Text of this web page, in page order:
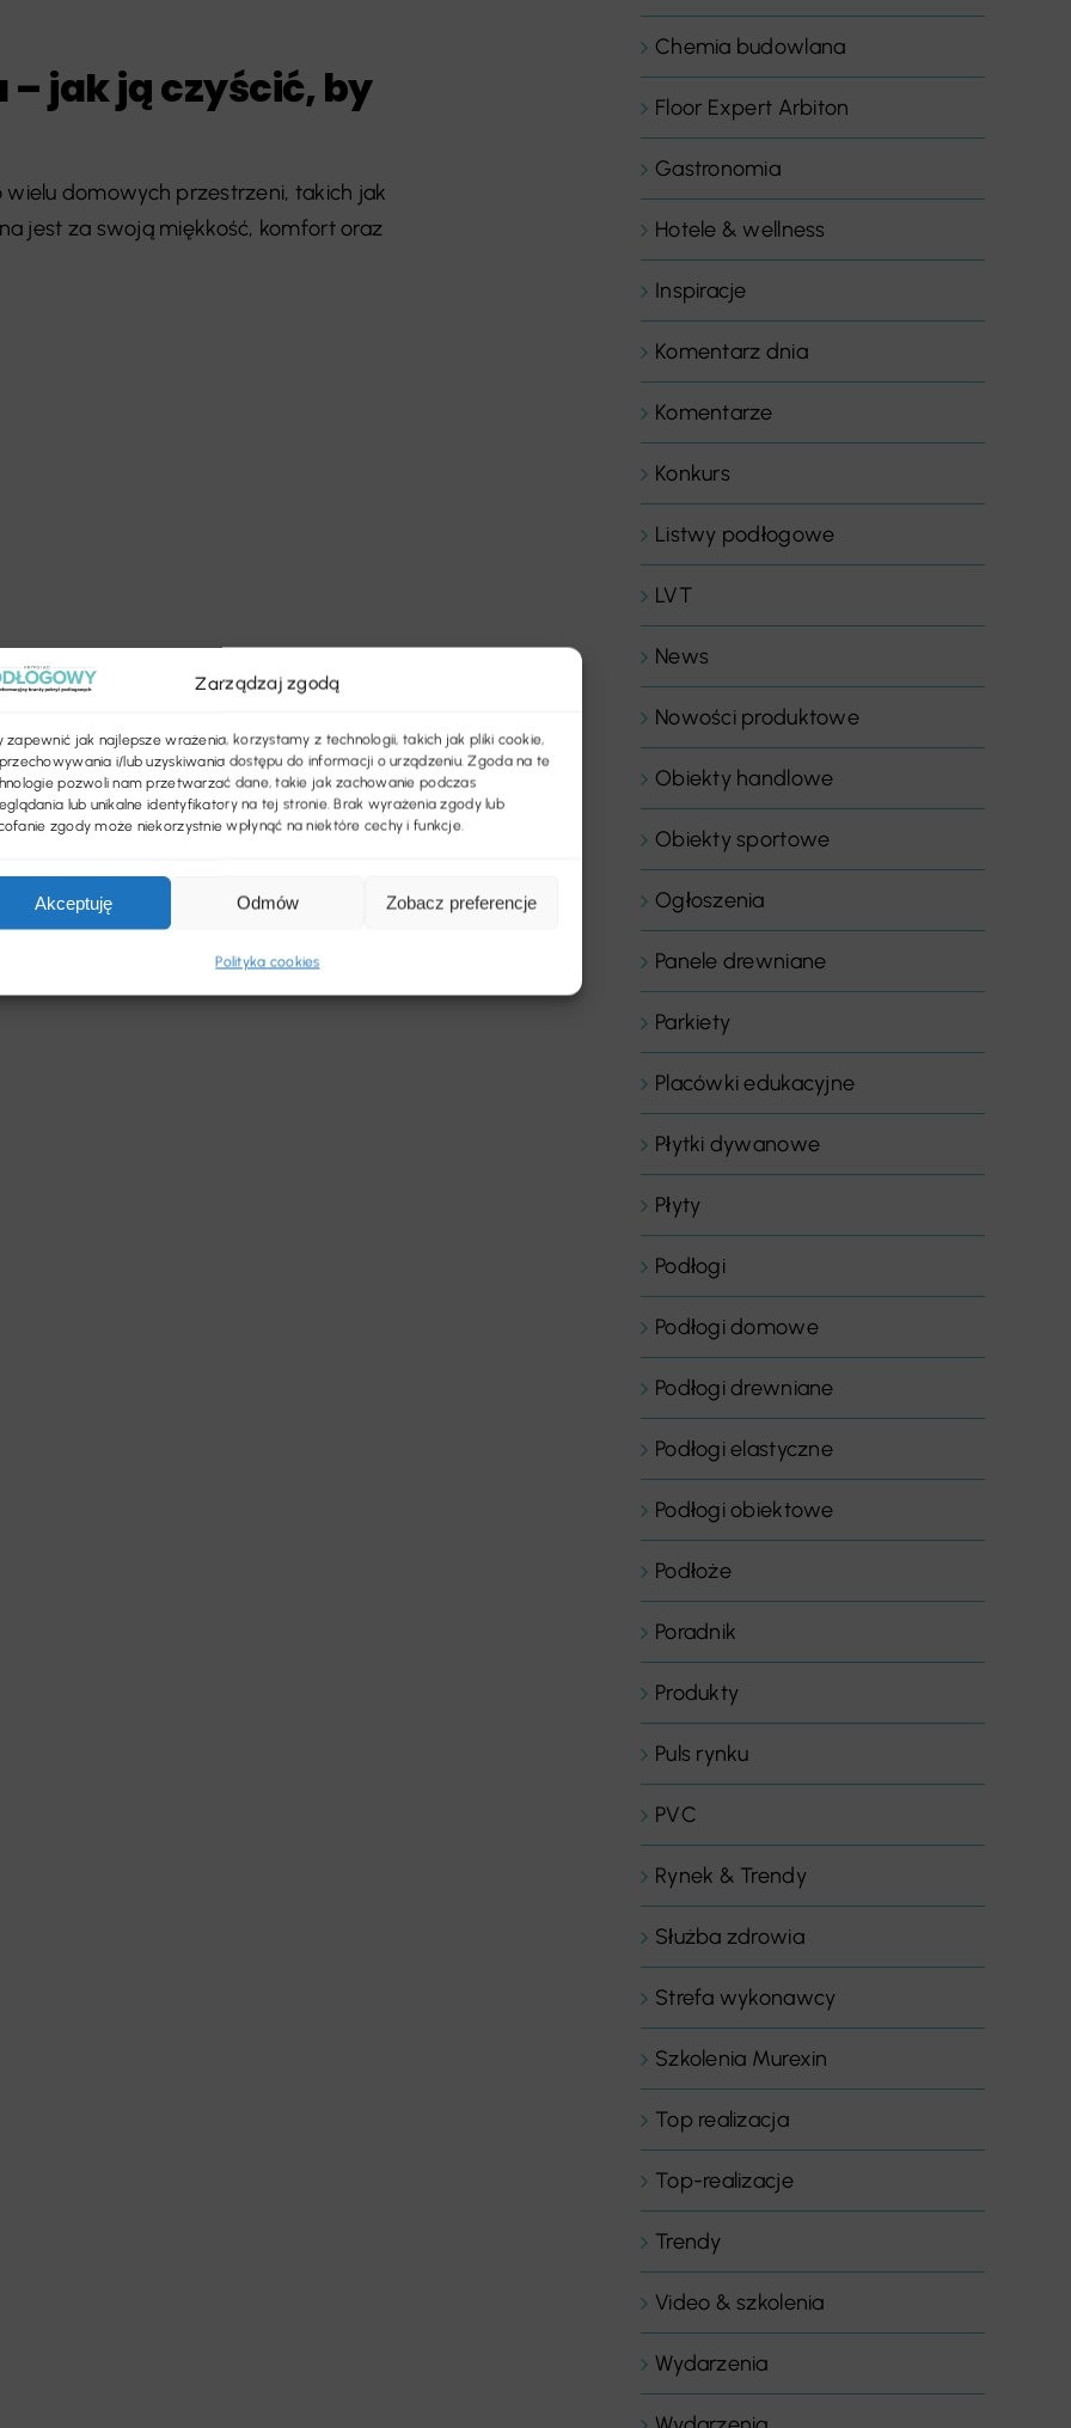
Zarządzaj zgodą
zapewnić jak najlepsze wrażenia, korzystamy z technologii, takich jak pliki cookie,
i/lub uzyskiwania dostępu do informacji o urządzeniu. Zgoda na te
pozwoli nam przetwarzać dane, takie jak zachowanie podczas
lub unikalne identyfikatory na tej stronie. Brak wyrażenia zgody lub
zgody może niekorzystnie wpłynąć na niektóre cechy i funkcje.
Akceptuję Odmów Zobacz preferencje
Polityka cookies
jak ją czyścić, by
domowych przestrzeni, takich jak
jest za swoją miękkość, komfort oraz
Chemia budowlana
Floor Expert Arbiton
Gastronomia
Hotele & wellness
Inspiracje
Komentarz dnia
Komentarze
Konkurs
Listwy podłogowe
LVT
News
Nowości produktowe
Obiekty handlowe
Obiekty sportowe
Ogłoszenia
Panele drewniane
Parkiety
Placówki edukacyjne
Płytki dywanowe
Płyty
Podłogi
Podłogi domowe
Podłogi drewniane
Podłogi elastyczne
Podłogi obiektowe
Podłoże
Poradnik
Produkty
Puls rynku
PVC
Rynek & Trendy
Służba zdrowia
Strefa wykonawcy
Szkolenia Murexin
Top realizacja
Top-realizacje
Trendy
Video & szkolenia
Wydarzenia